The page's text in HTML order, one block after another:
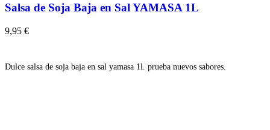
Salsa de Soja Baja en Sal YAMASA 1L
9,95 €
Dulce salsa de soja baja en sal yamasa 1l. prueba nuevos sabores.